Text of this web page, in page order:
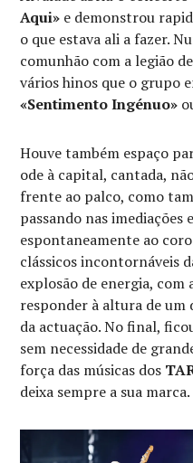
Aqui» e demonstrou
o que estava ali a fazer.
comunhão com a legião
vários hinos que o grupo
«Sentimento Ingénuo»
Houve também espaço
ode à capital, cantada,
frente ao palco, como
passando nas imediações
espontaneamente ao
clássicos incontornáveis
explosão de energia,
responder à altura de um
da actuação. No final,
sem necessidade de
força das músicas dos
deixa sempre a sua marca.